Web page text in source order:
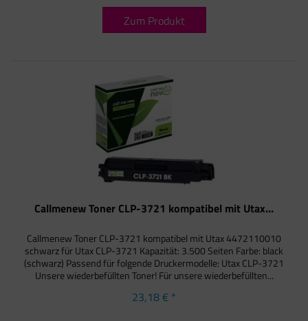
Zum Produkt
Callmenew Toner CLP-3721 kompatibel mit Utax...
Callmenew Toner CLP-3721 kompatibel mit Utax 4472110010
schwarz für Utax CLP-3721 Kapazität: 3.500 Seiten Farbe: black
(schwarz) Passend für folgende Druckermodelle: Utax CLP-3721
Unsere wiederbefüllten Toner! Für unsere wiederbefüllten...
23,18 € *